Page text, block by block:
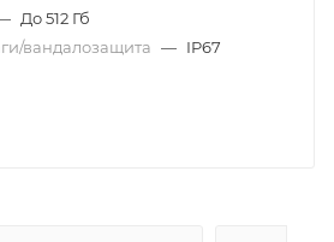
До 512 Гб
вандалозащита — IP67